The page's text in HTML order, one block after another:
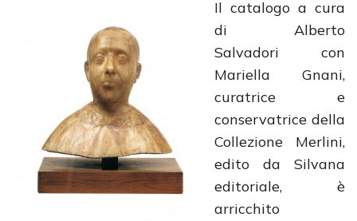
Il catalogo a cura
di Alberto
Salvadori con
Mariella Gnani,
curatrice e
conservatrice della
Collezione Merlini,
edito da Silvana
editoriale, è
arricchito